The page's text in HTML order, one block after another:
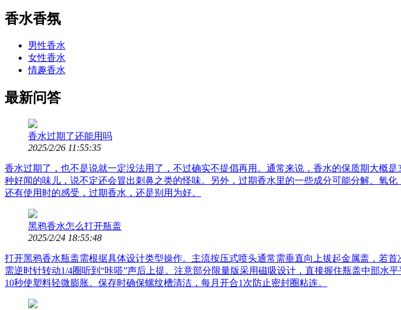
香水香氛
男性香水
女性香水
情趣香水
最新问答
香水过期了还能用吗
2025/2/26 11:55:35
香水过期了，也不是说就一定没法用了，不过确实不提倡再用。通常来说，香水的保质期大概
种好闻的味儿，说不定还会冒出刺鼻之类的怪味。另外，过期香水里的一些成分可能分解、氧
还有使用时的感受，过期香水，还是别用为好。
黑鸦香水怎么打开瓶盖
2025/2/24 18:55:48
打开黑鸦香水瓶盖需根据具体设计类型操作。主流按压式喷头通常需垂直向上拔起金属盖，若
需逆时针转动1/4圈听到“咔嗒”声后上提。注意部分限量版采用磁吸设计，直接握住瓶盖中部
10秒使塑料轻微膨胀。保存时确保螺纹槽清洁，每月开合1次防止密封圈粘连。